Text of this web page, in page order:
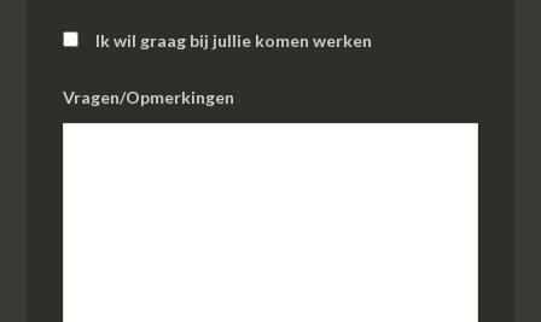
Ik wil graag bij jullie komen werken
Vragen/Opmerkingen